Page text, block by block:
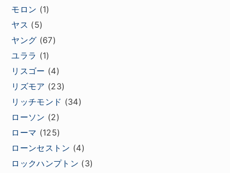
モロン (1)
ヤス (5)
ヤング (67)
ユララ (1)
リスゴー (4)
リズモア (23)
リッチモンド (34)
ローソン (2)
ローマ (125)
ローンセストン (4)
ロックハンプトン (3)